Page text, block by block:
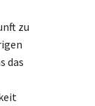
zu
das